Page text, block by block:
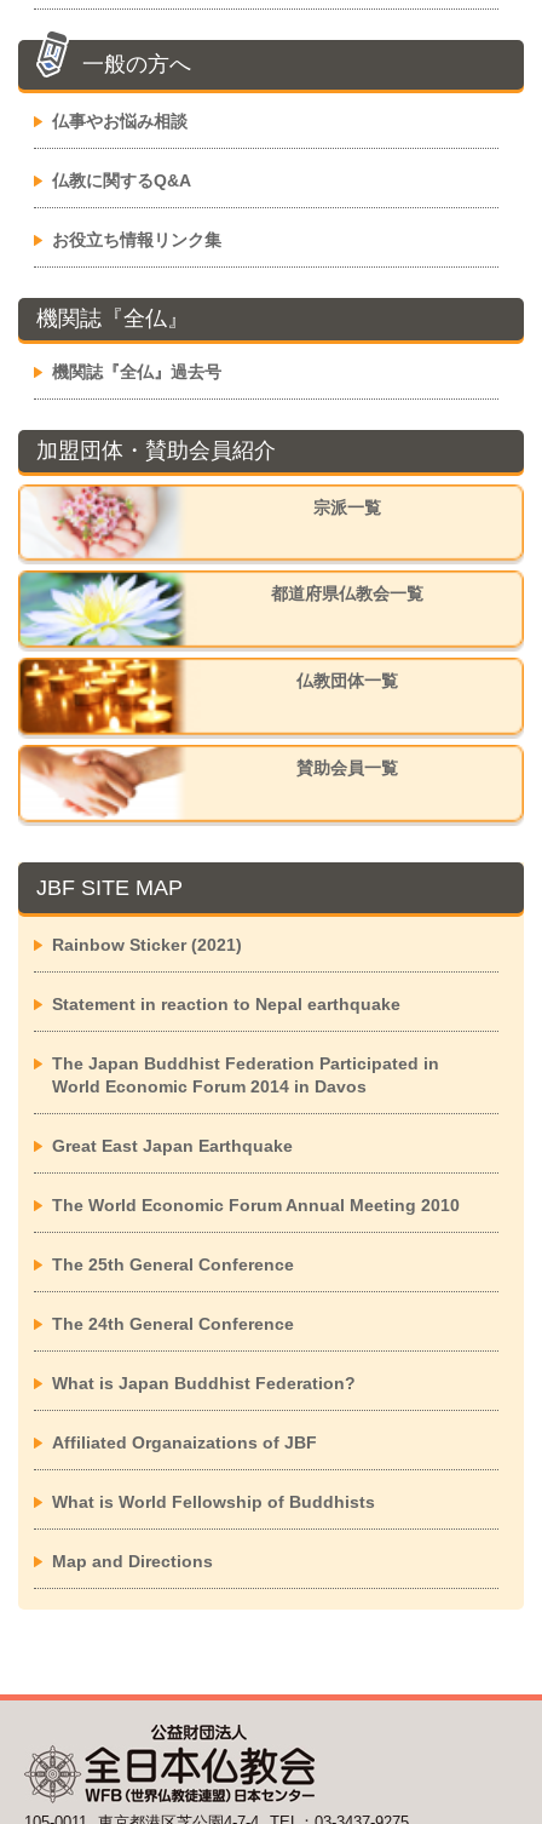
一般の方へ
仏事やお悩み相談
仏教に関するQ&A
お役立ち情報リンク集
機関誌『全仏』
機関誌『全仏』過去号
加盟団体・賛助会員紹介
宗派一覧
都道府県仏教会一覧
仏教団体一覧
賛助会員一覧
JBF SITE MAP
Rainbow Sticker (2021)
Statement in reaction to Nepal earthquake
The Japan Buddhist Federation Participated in
World Economic Forum 2014 in Davos
Great East Japan Earthquake
The World Economic Forum Annual Meeting 2010
The 25th General Conference
The 24th General Conference
What is Japan Buddhist Federation?
Affiliated Organaizations of JBF
What is World Fellowship of Buddhists
Map and Directions